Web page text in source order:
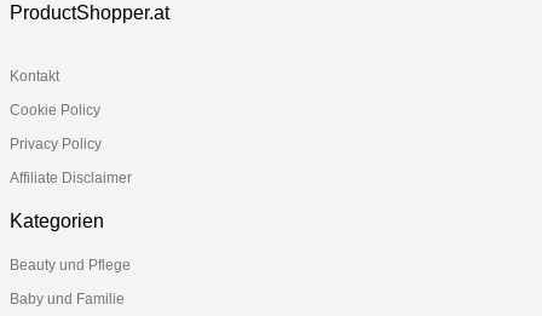
ProductShopper.at
Kontakt
Cookie Policy
Privacy Policy
Affiliate Disclaimer
Kategorien
Beauty und Pflege
Baby und Familie